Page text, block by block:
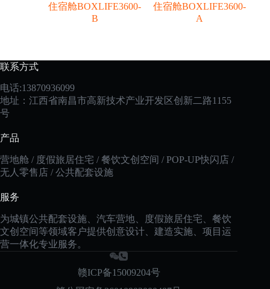
住宿舱BOXLIFE3600-
B
住宿舱BOXLIFE3600-
A
联系方式
电话:13870936099
地址：江西省南昌市高新技术产业开发区创新二路1155
号
产品
营地舱 / 度假旅居住宅 / 餐饮文创空间 / POP-UP快闪店 /
无人零售店 / 公共配套设施
服务
为城镇公共配套设施、汽车营地、度假旅居住宅、餐饮
文创空间等领域客户提供创意设计、建造实施、项目运
营一体化专业服务。
赣ICP备15009204号